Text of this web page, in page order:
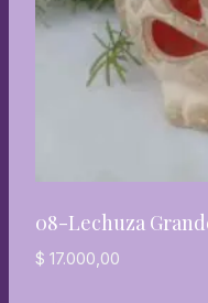
08-Lechuza
$ 17.000,00